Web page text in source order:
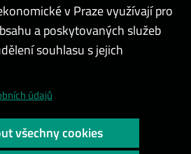
údajů
v Praze využívají pro
a poskytovaných služeb
souhlasu s jejich
údajů
všechny cookies